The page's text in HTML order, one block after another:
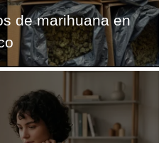
de marihuana en